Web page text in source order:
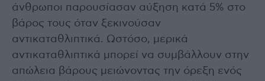
άνθρωποι παρουσίασαν αύξηση κατά 5% στο
βάρος τους όταν ξεκινούσαν
αντικαταθλιπτικά. Ωστόσο, μερικά
αντικαταθλιπτικά μπορεί να συμβάλλουν στην
απώλεια βάρους μειώνοντας την όρεξη ενός